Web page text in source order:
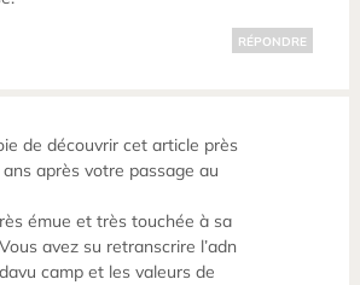
RÉPONDRE
de découvrir cet article près
après votre passage au
émue et très touchée à sa
avez su retranscrire l’adn
camp et les valeurs de